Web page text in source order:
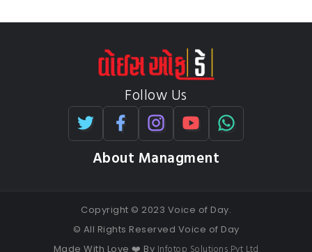
Follow Us
About Managment
Copyright © 2023 Voice of Day.
© All Rights Reserved Voice of Day
Made With Love ❤️ By Infotop Solutions Pvt Ltd